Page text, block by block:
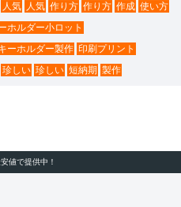
人気 人気 作り方 作り方 作成 使い方
ホルダー小ロット
ーホルダー製作 印刷プリント
珍しい 珍しい 短納期 製作
値で提供中！